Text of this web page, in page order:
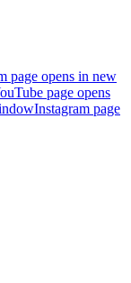
page opens in new
page opens
Instagram page